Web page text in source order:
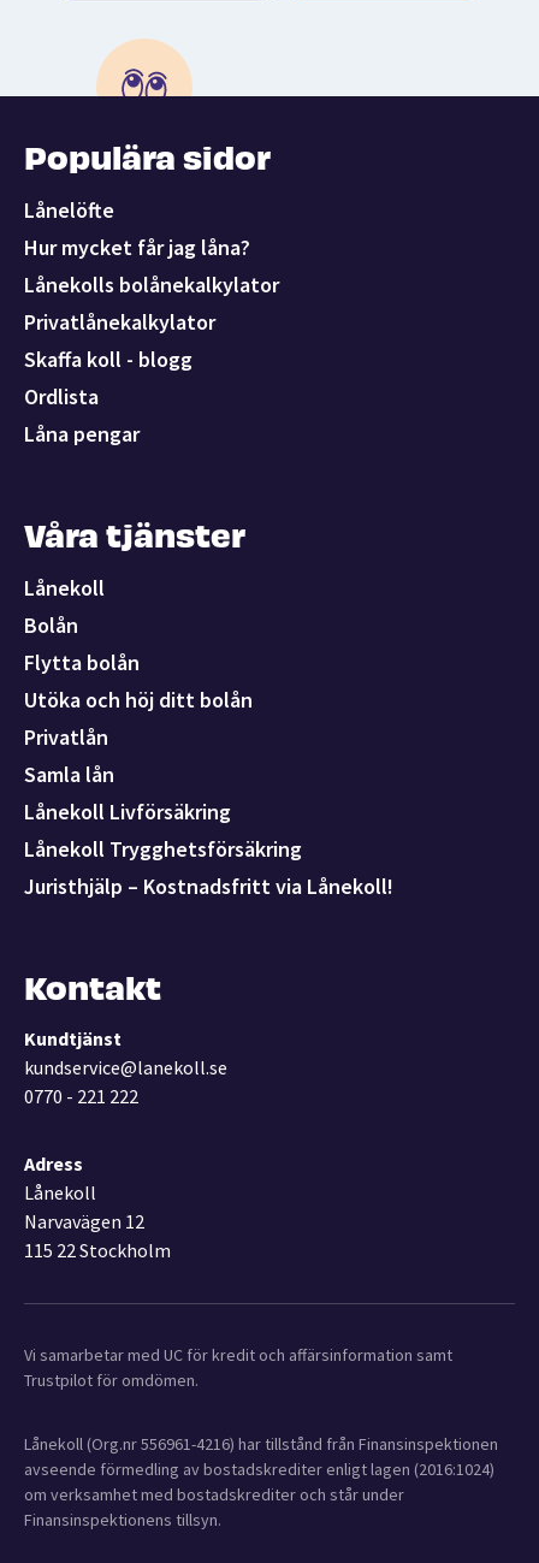
Populära sidor
Lånelöfte
Hur mycket får jag låna?
Lånekolls bolånekalkylator
Privatlånekalkylator
Skaffa koll - blogg
Ordlista
Låna pengar
Våra tjänster
Lånekoll
Bolån
Flytta bolån
Utöka och höj ditt bolån
Privatlån
Samla lån
Lånekoll Livförsäkring
Lånekoll Trygghetsförsäkring
Juristhjälp – Kostnadsfritt via Lånekoll!
Kontakt
Kundtjänst
kundservice@lanekoll.se
0770 - 221 222
Adress
Lånekoll
Narvavägen 12
115 22 Stockholm
Vi samarbetar med UC för kredit och affärsinformation samt
Trustpilot för omdömen.
Lånekoll (Org.nr 556961-4216) har tillstånd från Finansinspektionen
avseende förmedling av bostadskrediter enligt lagen (2016:1024)
om verksamhet med bostadskrediter och står under
Finansinspektionens tillsyn.